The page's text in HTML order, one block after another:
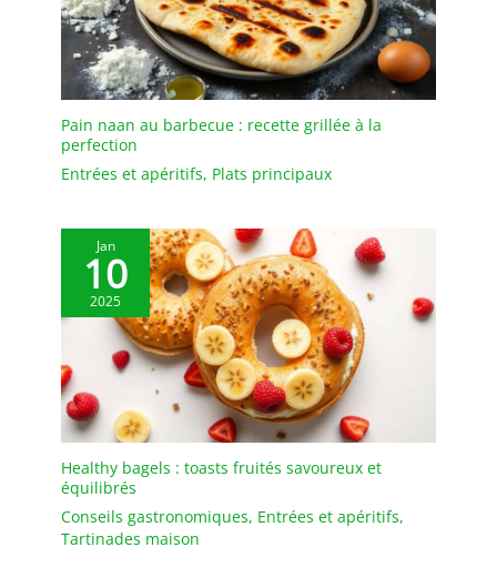
même aux gobelets de
dégustation des salons
professionnels. Les
gobelets sont empilables
pour gagner de la place
et faciles à transporter
Pain naan au barbecue : recette grillée à la
perfection
Entrées et apéritifs, Plats principaux
Jan
10
2025
Healthy bagels : toasts fruités savoureux et
équilibrés
Conseils gastronomiques, Entrées et apéritifs,
Tartinades maison